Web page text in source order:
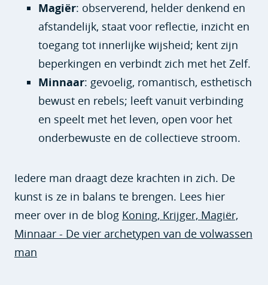
Magiër: observerend, helder denkend en
afstandelijk, staat voor reflectie, inzicht en
toegang tot innerlijke wijsheid; kent zijn
beperkingen en verbindt zich met het Zelf.
Minnaar: gevoelig, romantisch, esthetisch
bewust en rebels; leeft vanuit verbinding
en speelt met het leven, open voor het
onderbewuste en de collectieve stroom.
Iedere man draagt deze krachten in zich. De
kunst is ze in balans te brengen. Lees hier
meer over in de blog Koning, Krijger, Magiër,
Minnaar - De vier archetypen van de volwassen
man